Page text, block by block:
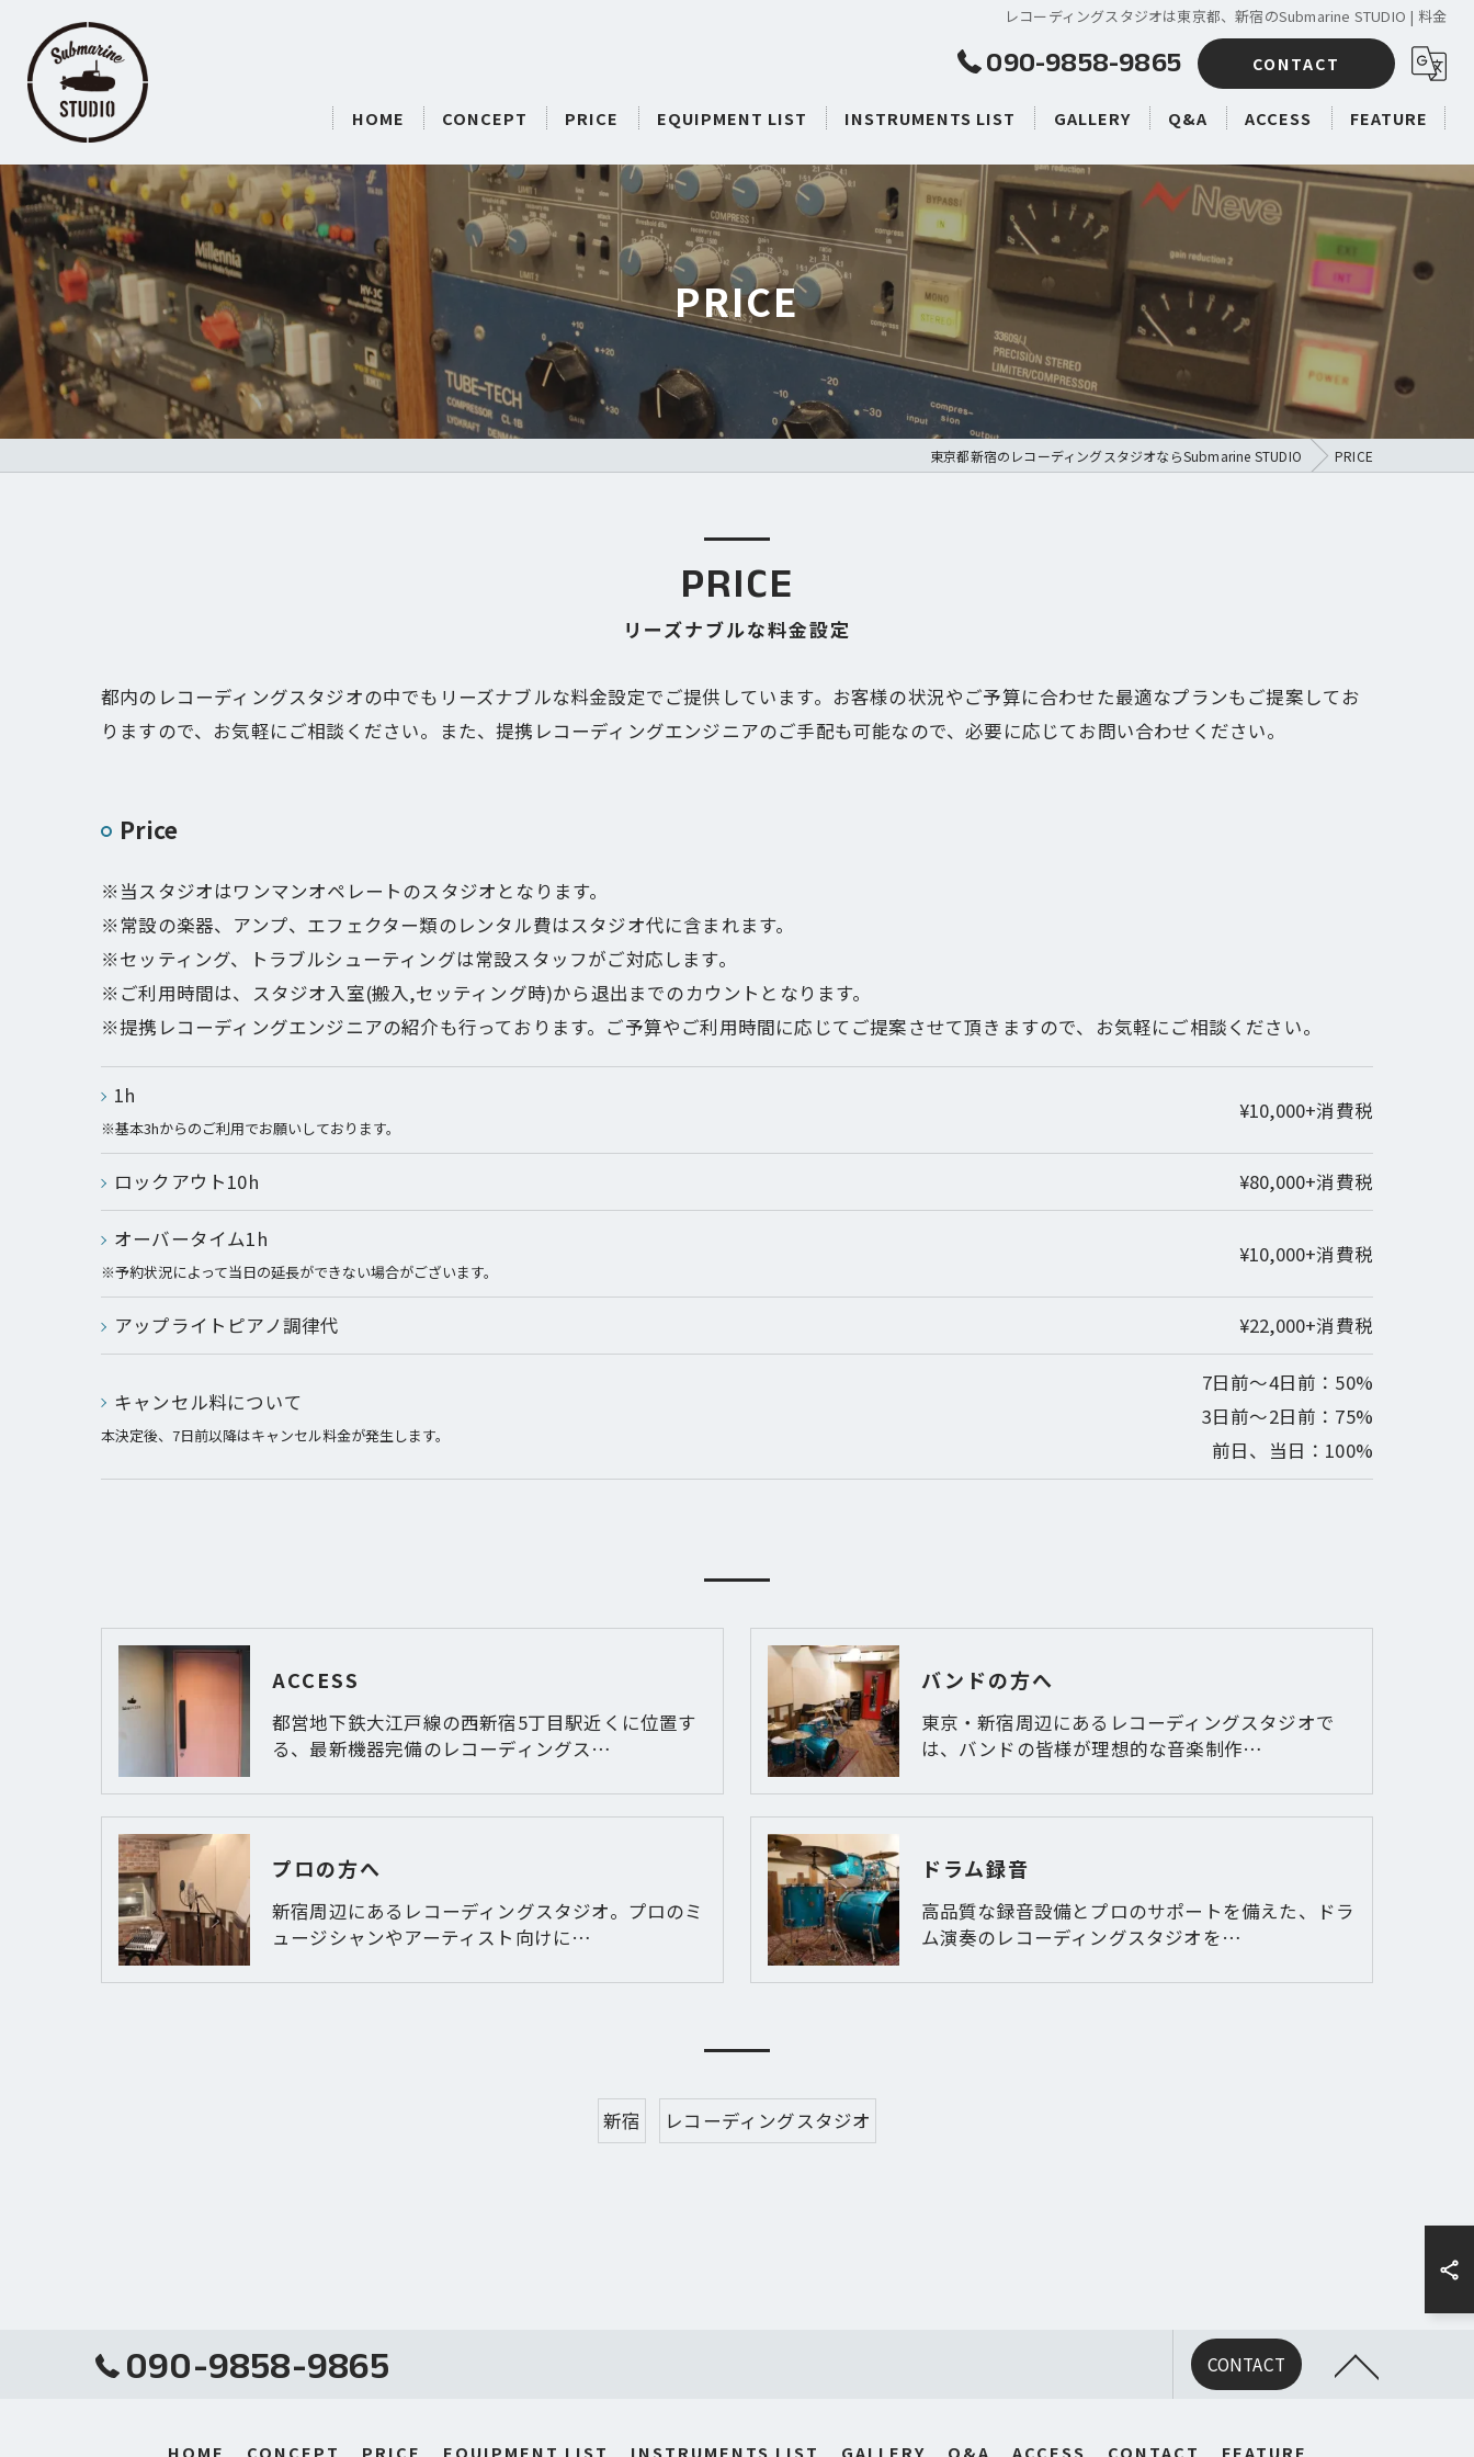
レコーディングスタジオは東京都、新宿のSubmarine STUDIO | 料金
090-9858-9865 CONTACT
HOME CONCEPT PRICE EQUIPMENT LIST INSTRUMENTS LIST GALLERY Q&A ACCESS FEATURE
プロの方へ
バンドの方へ
リーズナブル
ボーカル録音
ドラム録音
PRICE
東京都新宿のレコーディングスタジオならSubmarine STUDIO PRICE
リーズナブルな料金設定
PRICE
都内のレコーディングスタジオの中でもリーズナブルな料金設定でご提供しています。お客様の状況やご予算に合わせた最適なプランもご提案してお
りますので、お気軽にご相談ください。また、提携レコーディングエンジニアのご手配も可能なので、必要に応じてお問い合わせください。
Price
※当スタジオはワンマンオペレートのスタジオとなります。
※常設の楽器、アンプ、エフェクター類のレンタル費はスタジオ代に含まれます。
※セッティング、トラブルシューティングは常設スタッフがご対応します。
※ご利用時間は、スタジオ入室(搬入,セッティング時)から退出までのカウントとなります。
※提携レコーディングエンジニアの紹介も行っております。ご予算やご利用時間に応じてご提案させて頂きますので、お気軽にご相談ください。
1h
※基本3hからのご利用でお願いしております。
¥10,000+消費税
ロックアウト10h ¥80,000+消費税
オーバータイム1h
※予約状況によって当日の延長ができない場合がございます。
¥10,000+消費税
アップライトピアノ調律代 ¥22,000+消費税
キャンセル料について
本決定後、7日前以降はキャンセル料金が発生します。
7日前～4日前：50%
3日前～2日前：75%
前日、当日：100%
ACCESS
都営地下鉄大江戸線の西新宿5丁目駅近くに位置す
る、最新機器完備のレコーディングス…
バンドの方へ
東京・新宿周辺にあるレコーディングスタジオで
は、バンドの皆様が理想的な音楽制作…
プロの方へ
新宿周辺にあるレコーディングスタジオ。プロのミ
ュージシャンやアーティスト向けに…
ドラム録音
高品質な録音設備とプロのサポートを備えた、ドラ
ム演奏のレコーディングスタジオを…
新宿 レコーディングスタジオ
090-9858-9865 CONTACT
HOME CONCEPT PRICE EQUIPMENT LIST INSTRUMENTS LIST GALLERY Q&A ACCESS CONTACT FEATURE